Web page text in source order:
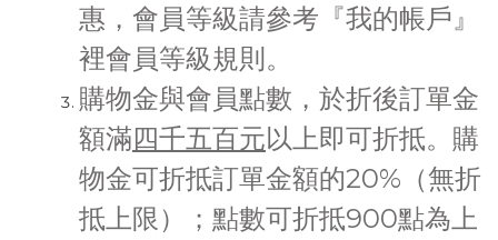
惠，會員等級請參考『我的帳戶』
裡會員等級規則。
購物金與會員點數，於折後訂單金
額滿四千五百元以上即可折抵。購
物金可折抵訂單金額的20%（無折
抵上限）；點數可折抵900點為上